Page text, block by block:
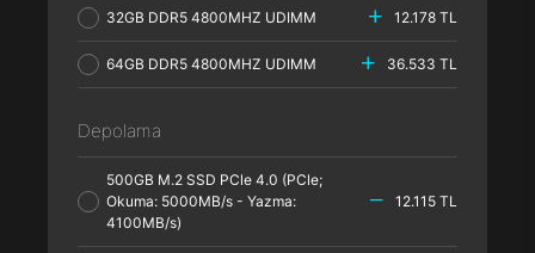
32GB DDR5 4800MHZ UDIMM 12.178 TL
64GB DDR5 4800MHZ UDIMM 36.533 TL
Depolama
500GB M.2 SSD PCle 4.0 (PCle;
Okuma: 5000MB/s - Yazma:
4100MB/s)
12.115 TL